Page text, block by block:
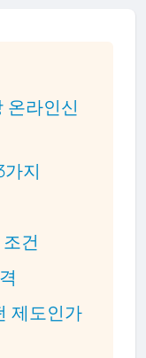
온라인신
지
건
제도인가